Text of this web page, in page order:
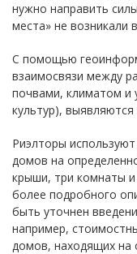
нужно направить
места» не возникали
С помощью
взаимосвязи между
почвами, климатом и
культур),
Риэлторы
домов на
крыши, три комнаты
более подробного
быть уточнен
например,
домов, находящих на